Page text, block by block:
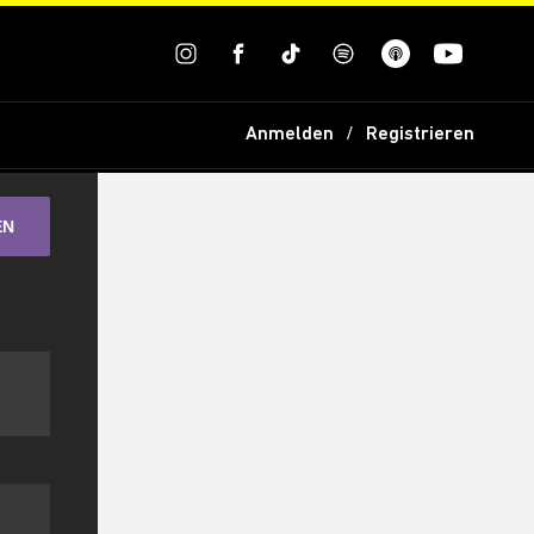
Anmelden Registrieren